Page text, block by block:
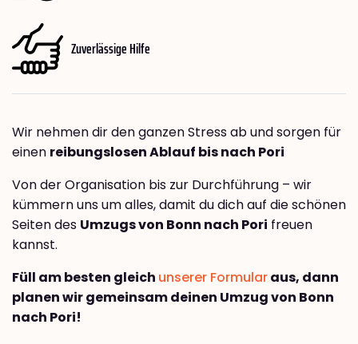
Zuverlässige Hilfe
Wir nehmen dir den ganzen Stress ab und sorgen für
einen reibungslosen Ablauf bis nach Pori
Von der Organisation bis zur Durchführung – wir
kümmern uns um alles, damit du dich auf die schönen
Seiten des Umzugs von Bonn nach Pori freuen
kannst.
Füll am besten gleich unserer Formularaus, dann
planen wir gemeinsam deinen Umzug von Bonn
nach Pori!